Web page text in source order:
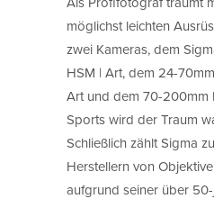
möglichst leichten
zwei Kameras, dem
HSM | Art, dem 24-
Art und dem 70-200mm
Sports wird der Traum
Schließlich zählt Sigma
Herstellern von
aufgrund seiner über